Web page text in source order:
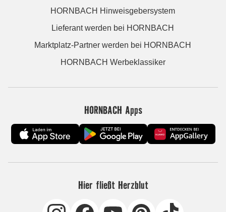
HORNBACH Hinweisgebersystem
Lieferant werden bei HORNBACH
Marktplatz-Partner werden bei HORNBACH
HORNBACH Werbeklassiker
HORNBACH Apps
Hier fließt Herzblut